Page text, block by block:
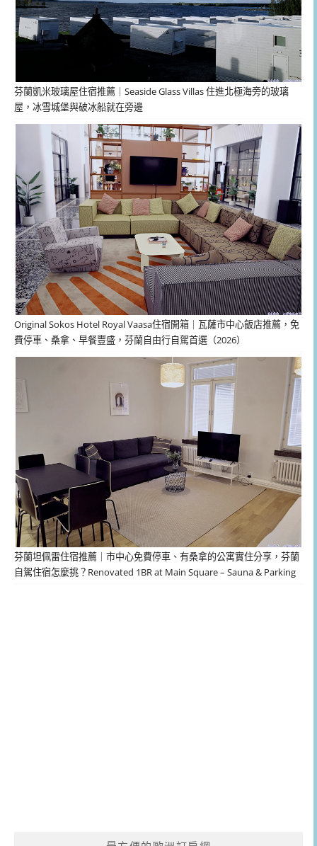
芬蘭凱米玻璃屋住宿推薦｜Seaside Glass Villas 住進北極海旁的玻璃
屋，冰雪城堡與破冰船就在旁邊
Original Sokos Hotel Royal Vaasa住宿開箱｜瓦薩市中心飯店推薦，免
費停車、桑拿、早餐豐盛，芬蘭自由行自駕首選（2026）
芬蘭坦佩雷住宿推薦｜市中心免費停車、有桑拿的公寓實住分享，芬蘭
自駕住宿怎麼挑？Renovated 1BR at Main Square – Sauna & Parking